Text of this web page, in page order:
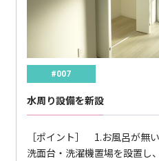
#007
水周り設備を新設
［ポイント］ 1.お風呂が無
洗面台・洗濯機置場を設置し